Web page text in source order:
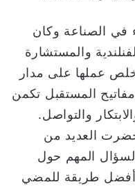
في الصناعة وكان
والمستشارة
عملها على مدار
المستقبل تكمن
والتواصل.
العديد من
المهم حول
أفضل طريقة للمضي